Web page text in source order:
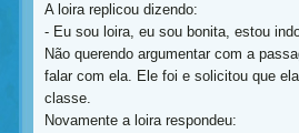
A loira replicou dizendo:
- Eu sou loira, eu sou bonita, estou
Não querendo argumentar com a
falar com ela. Ele foi e solicitou que
classe.
Novamente a loira respondeu: